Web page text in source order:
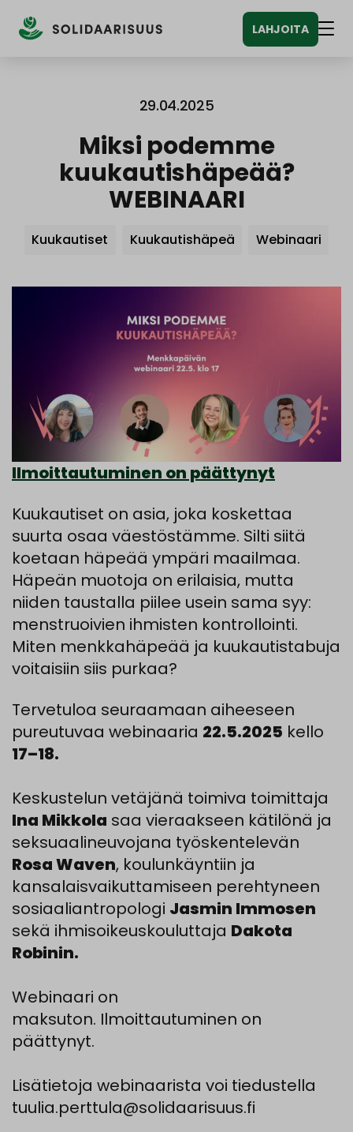
sisältöön
LAHJOITA
29.04.2025
Miksi podemme
kuukautishäpeää?
WEBINAARI
Avainsanat
Kuukautiset Kuukautishäpeä Webinaari
Ilmoittautuminen on päättynyt
Kuukautiset on asia, joka koskettaa
suurta osaa väestöstämme. Silti siitä
koetaan häpeää ympäri maailmaa.
Häpeän muotoja on erilaisia, mutta
niiden taustalla piilee usein sama syy:
menstruoivien ihmisten kontrollointi.
Miten menkkahäpeää ja kuukautistabuja
voitaisiin siis purkaa?
Tervetuloa seuraamaan aiheeseen
pureutuvaa webinaaria 22.5.2025 kello
17–18.
Keskustelun vetäjänä toimiva toimittaja
Ina Mikkola saa vieraakseen kätilönä ja
seksuaalineuvojana työskentelevän
Rosa Waven, koulunkäyntiin ja
kansalaisvaikuttamiseen perehtyneen
sosiaaliantropologi Jasmin Immosen
sekä ihmisoikeuskouluttaja Dakota
Robinin.
Webinaari on
maksuton. Ilmoittautuminen on
päättynyt.
Lisätietoja webinaarista voi tiedustella
tuulia.perttula@solidaarisuus.fi